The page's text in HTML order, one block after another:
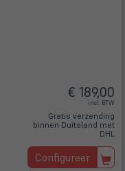
€ 189,00
incl. BTW
Gratis verzending
binnen Duitsland met
DHL
Configureer